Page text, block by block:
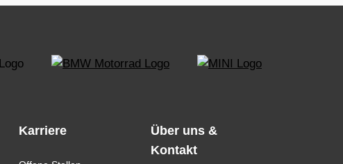
Karriere
Über uns &
Kontakt